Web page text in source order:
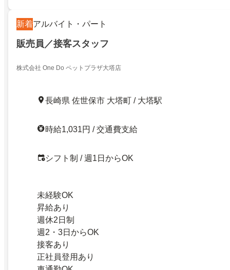
新着アルバイト・パート
販売員／接客スタッフ
株式会社 One Do ペットプラザ大塔店
長崎県 佐世保市 大塔町 / 大塔駅
時給1,031円 / 交通費支給
シフト制 / 週1日からOK
未経験OK
昇給あり
週休2日制
週2・3日からOK
接客あり
正社員登用あり